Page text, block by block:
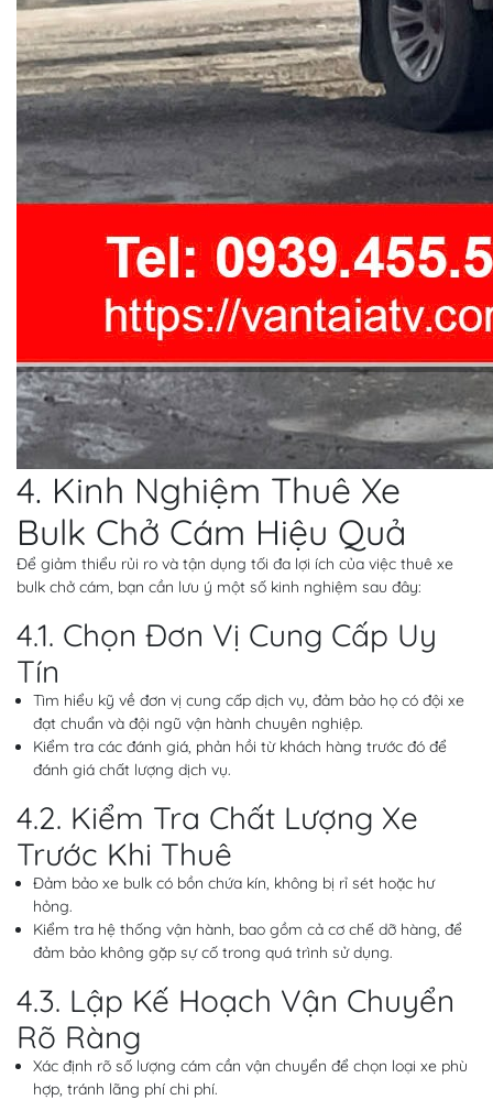
4. Kinh Nghiệm Thuê Xe
Bulk Chở Cám Hiệu Quả
Để giảm thiểu rủi ro và tận dụng tối đa lợi ích của việc thuê xe
bulk chở cám, bạn cần lưu ý một số kinh nghiệm sau đây:
4.1. Chọn Đơn Vị Cung Cấp Uy
Tín
Tìm hiểu kỹ về đơn vị cung cấp dịch vụ, đảm bảo họ có đội xe
đạt chuẩn và đội ngũ vận hành chuyên nghiệp.
Kiểm tra các đánh giá, phản hồi từ khách hàng trước đó để
đánh giá chất lượng dịch vụ.
4.2. Kiểm Tra Chất Lượng Xe
Trước Khi Thuê
Đảm bảo xe bulk có bồn chứa kín, không bị rỉ sét hoặc hư
hỏng.
Kiểm tra hệ thống vận hành, bao gồm cả cơ chế dỡ hàng, để
đảm bảo không gặp sự cố trong quá trình sử dụng.
4.3. Lập Kế Hoạch Vận Chuyển
Rõ Ràng
Xác định rõ số lượng cám cần vận chuyển để chọn loại xe phù
hợp, tránh lãng phí chi phí.